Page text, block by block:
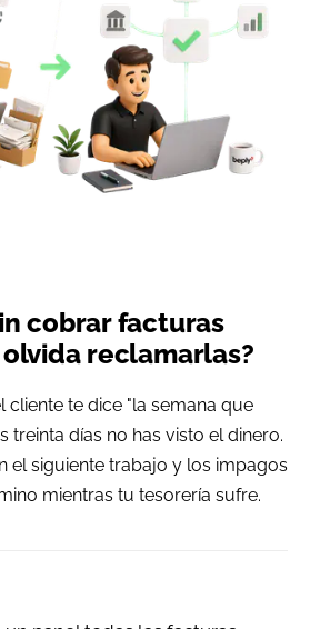
cobrar facturas
reclamarlas?
cliente te dice "la semana que
treinta días no has visto el dinero.
el siguiente trabajo y los impagos
mientras tu tesorería sufre.